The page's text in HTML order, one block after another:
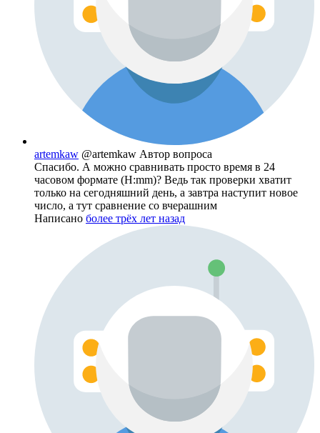
artemkaw @artemkaw Автор вопроса
Спасибо. А можно сравнивать просто время в 24
часовом формате (H:mm)? Ведь так проверки хватит
только на сегодняшний день, а завтра наступит новое
число, а тут сравнение со вчерашним
Написано более трёх лет назад